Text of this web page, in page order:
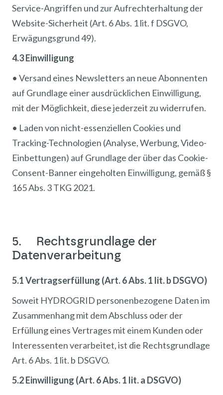
Service-Angriffen und zur Aufrechterhaltung der
Website-Sicherheit (Art. 6 Abs. 1 lit. f DSGVO,
Erwägungsgrund 49).
4.3 Einwilligung
• Versand eines Newsletters an neue Abonnenten
auf Grundlage einer ausdrücklichen Einwilligung,
mit der Möglichkeit, diese jederzeit zu widerrufen.
• Laden von nicht-essenziellen Cookies und
Tracking-Technologien (Analyse, Werbung, Video-
Einbettungen) auf Grundlage der über das Cookie-
Consent-Banner eingeholten Einwilligung, gemäß §
165 Abs. 3 TKG 2021.
5. Rechtsgrundlage der
Datenverarbeitung
5.1 Vertragserfüllung (Art. 6 Abs. 1 lit. b DSGVO)
Soweit HYDROGRID personenbezogene Daten im
Zusammenhang mit dem Abschluss oder der
Erfüllung eines Vertrages mit einem Kunden oder
Interessenten verarbeitet, ist die Rechtsgrundlage
Art. 6 Abs. 1 lit. b DSGVO.
5.2 Einwilligung (Art. 6 Abs. 1 lit. a DSGVO)